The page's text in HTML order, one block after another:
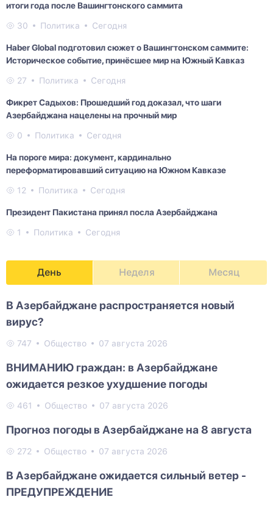
итоги года после Вашингтонского саммита
30 Политика Сегодня
Haber Global подготовил сюжет о Вашингтонском саммите:
Историческое событие, принёсшее мир на Южный Кавказ
27 Политика Сегодня
Фикрет Садыхов: Прошедший год доказал, что шаги
Азербайджана нацелены на прочный мир
0 Политика Сегодня
На пороге мира: документ, кардинально
переформатировавший ситуацию на Южном Кавказе
12 Политика Сегодня
Президент Пакистана принял посла Азербайджана
1 Политика Сегодня
День Неделя Месяц
В Азербайджане распространяется новый
вирус?
747 Общество 07 августа 2026
ВНИМАНИЮ граждан: в Азербайджане
ожидается резкое ухудшение погоды
461 Общество 07 августа 2026
Прогноз погоды в Азербайджане на 8 августа
272 Общество 07 августа 2026
В Азербайджане ожидается сильный ветер -
ПРЕДУПРЕЖДЕНИЕ